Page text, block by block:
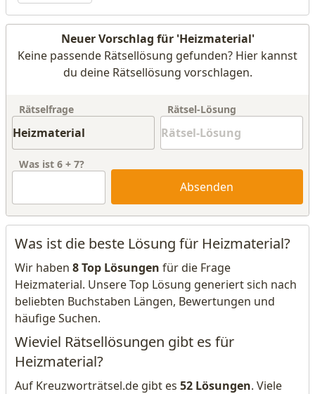
Neuer Vorschlag für 'Heizmaterial'
Keine passende Rätsellösung gefunden? Hier kannst
du deine Rätsellösung vorschlagen.
Rätselfrage Rätsel-Lösung
Was ist 6 + 7?
Absenden
Was ist die beste Lösung für Heizmaterial?
Wir haben 8 Top Lösungen für die Frage
Heizmaterial. Unsere Top Lösung generiert sich nach
beliebten Buchstaben Längen, Bewertungen und
häufige Suchen.
Wieviel Rätsellösungen gibt es für
Heizmaterial?
Auf Kreuzworträtsel.de gibt es 52 Lösungen. Viele